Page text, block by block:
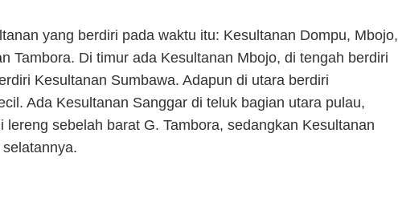
yang berdiri pada waktu itu: Kesultanan Dompu, Mbojo,
Tambora. Di timur ada Kesultanan Mbojo, di tengah berdiri
Kesultanan Sumbawa. Adapun di utara berdiri
Ada Kesultanan Sanggar di teluk bagian utara pulau,
lereng sebelah barat G. Tambora, sedangkan Kesultanan